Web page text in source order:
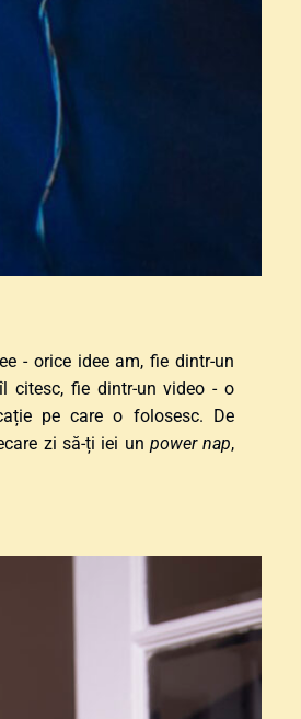
- orice idee am, fie dintr-un
citesc, fie dintr-un video - o
pe care o folosesc. De
zi să-ți iei un power nap,